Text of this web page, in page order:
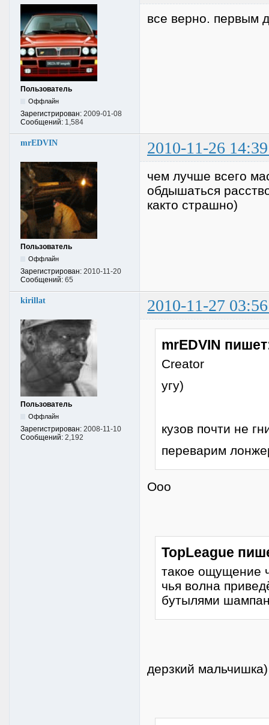
Пользователь
Оффлайн
Зарегистрирован: 2009-01-08
Сообщений: 1,584
все верно. первым
mrEDVIN 2010-11-26
Пользователь
Оффлайн
Зарегистрирован: 2010-11-20
Сообщений: 65
чем лучше всего
обдышаться
както страшно)
kirillat 2010-11-27
Пользователь
Оффлайн
Зарегистрирован: 2008-11-10
Сообщений: 2,192
mrEDVIN
Creator
угу)
кузов почти не
переварим
Ооо
TopLeague
такое ощущение
чья волна
бутылями
дерзкий мальчишка)